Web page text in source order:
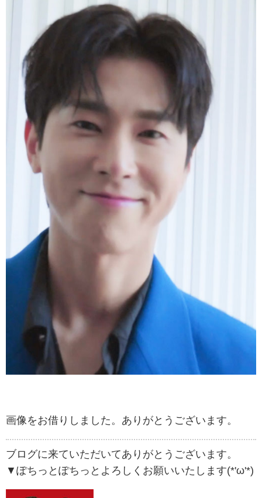
画像をお借りしました。ありがとうございます。
ブログに来ていただいてありがとうございます。
▼ぽちっとぽちっとよろしくお願いいたします(*'ω'*)